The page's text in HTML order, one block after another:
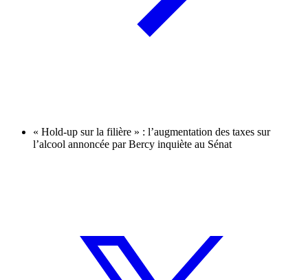
« Hold-up sur la filière » : l’augmentation des taxes sur
l’alcool annoncée par Bercy inquiète au Sénat